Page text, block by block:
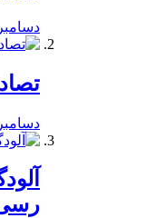
دسامبر 24, 2019
دسامبر 24, 2019